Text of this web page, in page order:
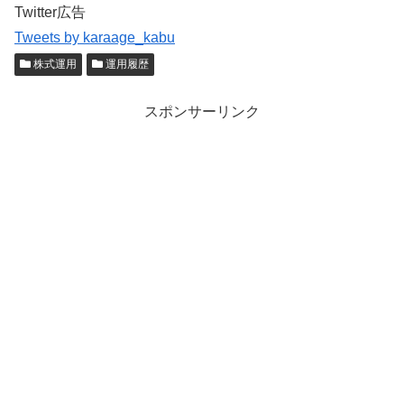
Twitter広告
Tweets by karaage_kabu
株式運用 運用履歴
スポンサーリンク